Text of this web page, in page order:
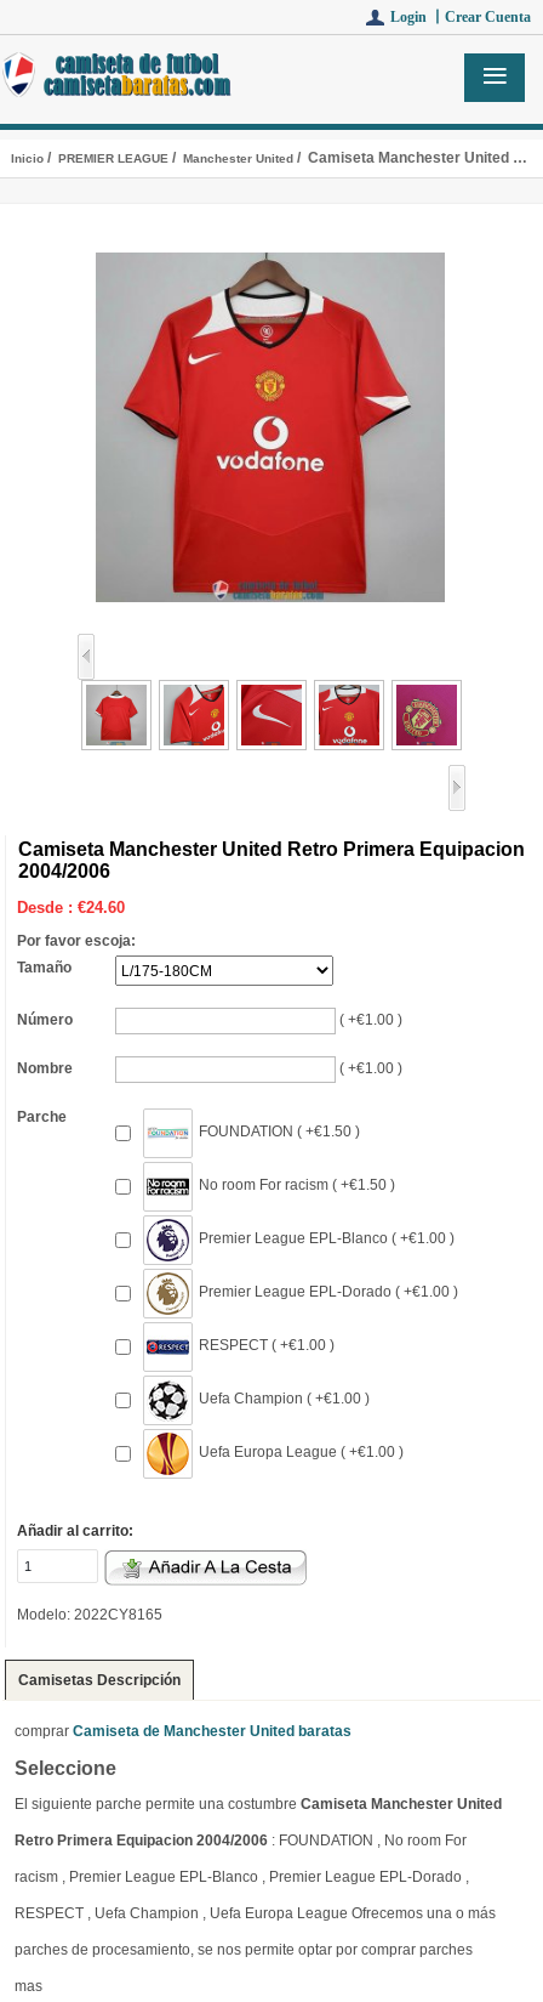
Login 丨 Crear Cuenta
Inicio/ PREMIER LEAGUE/ Manchester United/ Camiseta Manchester United Retro Primera Equipacion 2004/2006
Camiseta Manchester United Retro Primera Equipacion
2004/2006
Desde :€24.60
Por favor escoja:
Tamaño
Número ( +€1.00 )
Nombre ( +€1.00 )
Parche
FOUNDATION ( +€1.50 )
No room For racism ( +€1.50 )
Premier League EPL-Blanco ( +€1.00 )
Premier League EPL-Dorado ( +€1.00 )
RESPECT ( +€1.00 )
Uefa Champion ( +€1.00 )
Uefa Europa League ( +€1.00 )
Añadir al carrito:
Modelo: 2022CY8165
Camisetas Descripción
comprar Camiseta de Manchester United baratas
Seleccione
El siguiente parche permite una costumbre Camiseta Manchester United
Retro Primera Equipacion 2004/2006 : FOUNDATION , No room For
racism , Premier League EPL-Blanco , Premier League EPL-Dorado ,
RESPECT , Uefa Champion , Uefa Europa League Ofrecemos una o más
parches de procesamiento, se nos permite optar por comprar parches
mas